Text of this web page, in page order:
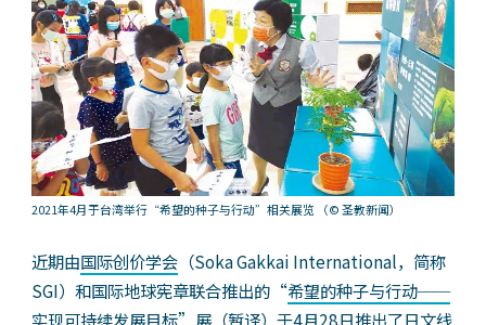
2021年4月于台湾举行“希望的种子与行动”相关展览 （© 圣教新闻）
近期由国际创价学会（Soka Gakkai International，简称
SGI）和国际地球宪章联合推出的“希望的种子与行动──
实现可持续发展目标”展（暂译）于4月28日推出了日文线